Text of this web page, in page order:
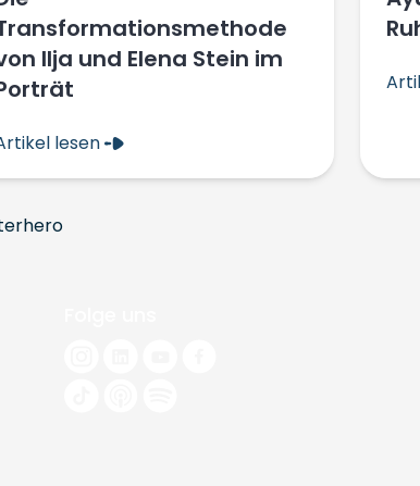
Ilja und Elena Stein im
lesen